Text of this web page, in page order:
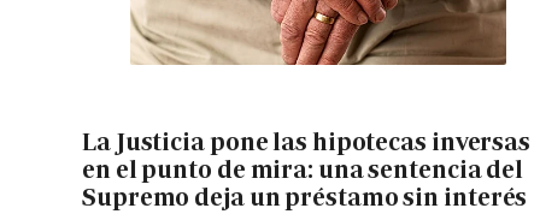
La Justicia pone las hipotecas inversas
en el punto de mira: una sentencia del
Supremo deja un préstamo sin interés